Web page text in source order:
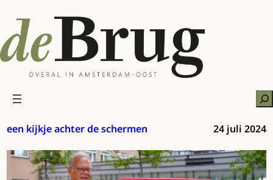
naar
de
inhoud
een kijkje achter de schermen 24 juli 2024